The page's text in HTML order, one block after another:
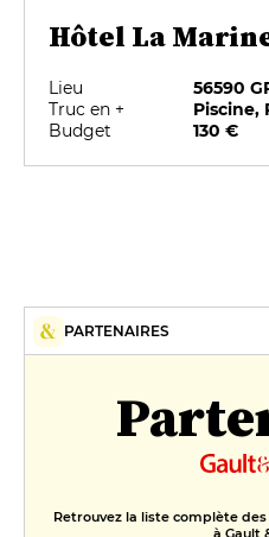
Hôtel La
Lieu
56590
Truc en +
Budget
130 €
PARTENAIRES
Retrouvez la liste complète
à Gault